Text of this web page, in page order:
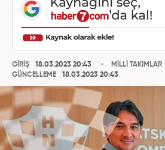
GİRİŞ
18.03.2023 20:43
GÜNCELLEME
18.03.2023 20:43
MİLLİ TAKIMLAR